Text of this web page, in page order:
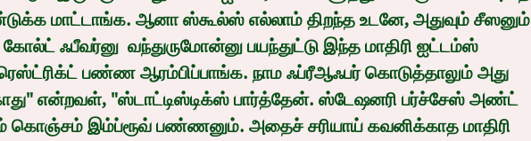
மாட்டாங்க. ஆனா ஸ்கூல்ஸ் எல்லாம் திறந்த உடனே, அதுவும் சீஸனும்
ஃபீவர்னு  வந்துருமோன்னு பயந்துட்டு இந்த மாதிரி ஐட்டம்ஸ்
பண்ண ஆரம்பிப்பாங்க. நாம ஃப்ரீஆஃபர் கொடுத்தாலும் அது
என்றவள், "ஸ்டாட்டிஸ்டிக்ஸ் பார்த்தேன். ஸ்டேஷனரி பர்ச்சேஸ் அண்ட்
கொஞ்சம் இம்ப்ரூவ் பண்ணனும். அதைச் சரியாய் கவனிக்காத மாதிரி